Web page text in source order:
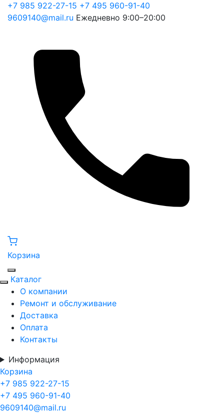
+7 985 922-27-15 +7 495 960-91-40
9609140@mail.ru Ежедневно 9:00–20:00
Корзина
Каталог
О компании
Ремонт и обслуживание
Доставка
Оплата
Контакты
Информация
Корзина
+7 985 922-27-15
+7 495 960-91-40
9609140@mail.ru